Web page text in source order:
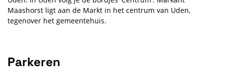
Maashorst ligt aan de Markt in het centrum van Uden,
tegenover het gemeentehuis.
Parkeren